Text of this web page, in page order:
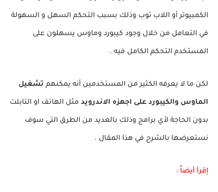
الكمبيوتر أو اللاب توب وذلك بسبب التحكم السهل و السهولة
في التعامل من خلال وجود كيبورد وماوس يسهلون على
المستخدم التحكم الكامل فيه .
لكن ما لا يعرفه الكثير من المستخدمين أنه يمكنهم تشغيل
الماوس والكيبورد على اجهزه الاندرويد مثل الهاتف او التابلت
بدون الحاجة لأي برامج وذلك بالعديد من الطرق التي سوف
نستعرضها بالشرح في هذا المقال .
إقرأ أيضاً :